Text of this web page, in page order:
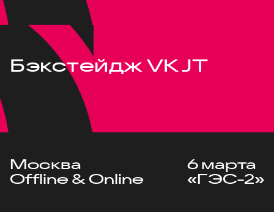
Бэкстейдж VK JT
Москва
Offline & Online
6 марта
«ГЭС-2»